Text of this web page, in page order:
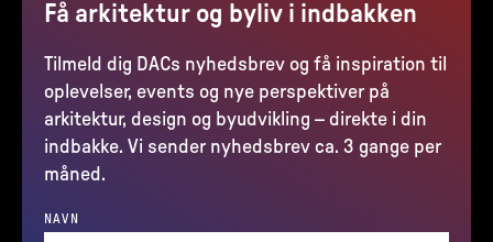
Få arkitektur og byliv i indbakken
Tilmeld dig DACs nyhedsbrev og få inspiration til
oplevelser, events og nye perspektiver på
arkitektur, design og byudvikling – direkte i din
indbakke. Vi sender nyhedsbrev ca. 3 gange per
måned.
NAVN